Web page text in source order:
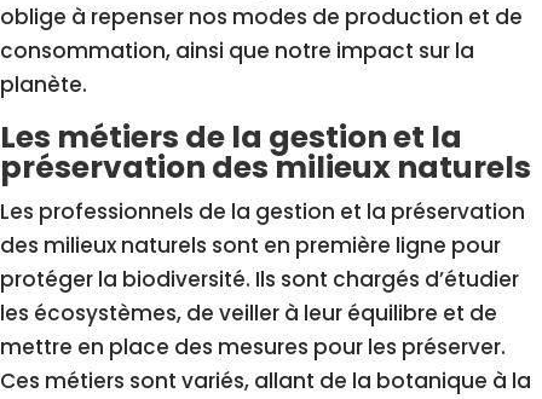
oblige à repenser nos modes de production et de
consommation, ainsi que notre impact sur la
planète.
Les métiers de la gestion et la
préservation des milieux naturels
Les professionnels de la gestion et la préservation
des milieux naturels sont en première ligne pour
protéger la biodiversité. Ils sont chargés d’étudier
les écosystèmes, de veiller à leur équilibre et de
mettre en place des mesures pour les préserver.
Ces métiers sont variés, allant de la botanique à la